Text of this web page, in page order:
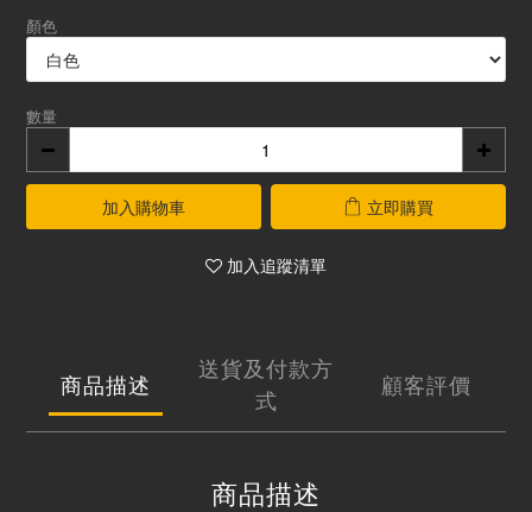
顏色
數量
加入購物車 立即購買
加入追蹤清單
商品描述
送貨及付款方
式
顧客評價
商品描述